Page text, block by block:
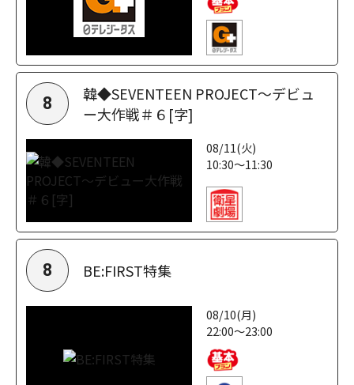
8
韓◆SEVENTEEN PROJECT～デビュ
ー大作戦＃６[字]
08/11(火)
10:30～11:30
8 BE:FIRST特集
08/10(月)
22:00～23:00